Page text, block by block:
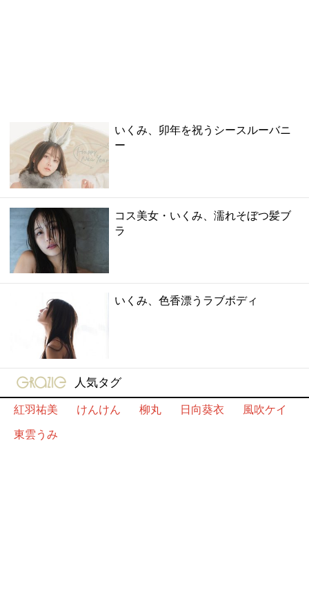
いくみ、卯年を祝うシースルーバニ
ー
コス美女・いくみ、濡れそぼつ髪ブ
ラ
いくみ、色香漂うラブボディ
gravure-grazie
人気タグ
紅羽祐美
けんけん 柳丸 日向葵衣
風吹ケイ
東雲うみ